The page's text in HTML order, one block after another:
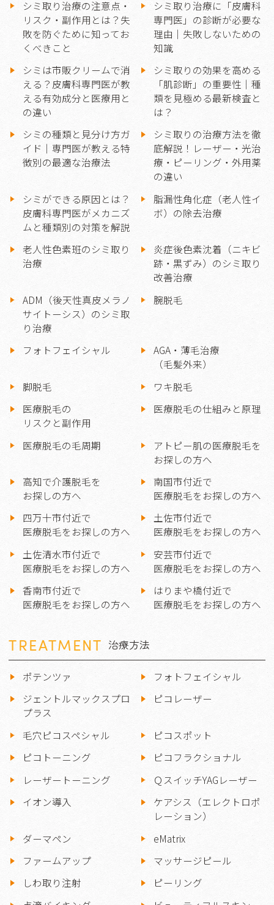
シミ取り治療の注意点・
リスク・副作用とは？失
敗を防ぐために知ってお
くべきこと
シミ取り治療に「皮膚科
専門医」の診断が必要な
理由｜失敗しないための
知識
シミは市販クリームで消
える？皮膚科専門医が教
える有効成分と医療用と
の違い
シミ取りの効果を高める
「肌診断」の重要性｜種
類を見極める最新検査と
は？
シミの種類と見分け方ガ
イド｜専門医が教える特
徴別の最適な治療法
シミ取りの治療方法を徹
底解説！レーザー・光治
療・ピーリング・外用薬
の違い
シミができる原因とは？
皮膚科専門医がメカニズ
ムと種類別の対策を解説
脂漏性角化症（老人性イ
ボ）の除去治療
老人性色素班のシミ取り
治療
炎症後色素沈着（ニキビ
跡・黒ずみ）のシミ取り
改善治療
ADM（後天性真皮メラノ
サイトーシス）のシミ取
り治療
腕脱毛
フォトフェイシャル
AGA・薄毛治療
（毛髪外来）
脚脱毛
ワキ脱毛
医療脱毛の
リスクと副作用
医療脱毛の仕組みと原理
医療脱毛の毛周期
アトピー肌の医療脱毛を
お探しの方へ
高知で介護脱毛を
お探しの方へ
南国市付近で
医療脱毛をお探しの方へ
四万十市付近で
医療脱毛をお探しの方へ
土佐市付近で
医療脱毛をお探しの方へ
土佐清水市付近で
医療脱毛をお探しの方へ
安芸市付近で
医療脱毛をお探しの方へ
香南市付近で
医療脱毛をお探しの方へ
はりまや橋付近で
医療脱毛をお探しの方へ
TREATMENT 治療方法
ポテンツァ
フォトフェイシャル
ジェントルマックスプロ
プラス
ピコレーザー
毛穴ピコスペシャル
ピコスポット
ピコトーニング
ピコフラクショナル
レーザートーニング
ＱスイッチYAGレーザー
イオン導入
ケアシス（エレクトロポ
レーション）
ダーマペン
eMatrix
ファームアップ
マッサージピール
しわ取り注射
ピーリング